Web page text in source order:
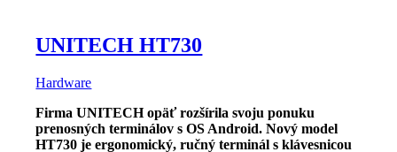
UNITECH HT730
Hardware
Firma UNITECH opäť rozšírila svoju ponuku
prenosných terminálov s OS Android. Nový model
HT730 je ergonomický, ručný terminál s klávesnicou